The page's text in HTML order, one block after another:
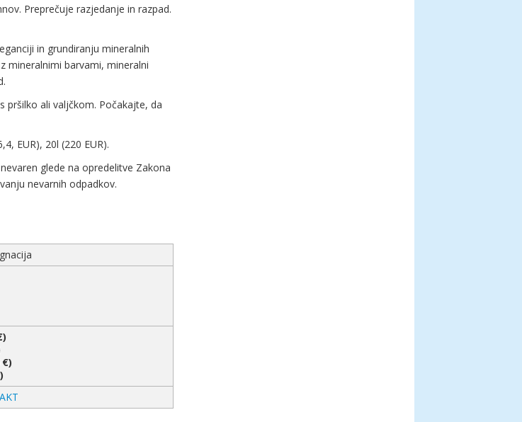
Preprečuje razjedanje in razpad.
in grundiranju mineralnih
mineralnimi barvami, mineralni
pršilko ali valjčkom. Počakajte, da
EUR), 20l (220 EUR).
glede na opredelitve Zakona
nevarnih odpadkov.